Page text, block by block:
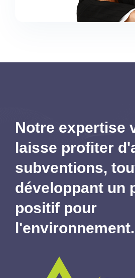
Notre expertise
laisse profiter
subventions,
développant un
positif pour
l'environnement.